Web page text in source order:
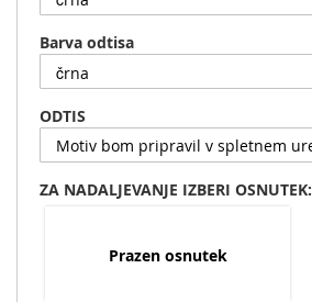
Barva odtisa
ODTIS
ZA NADALJEVANJE IZBERI OSNUTEK:
Prazen osnutek